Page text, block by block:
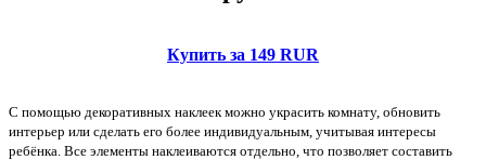
Купить за 149 RUR
С помощью декоративных наклеек можно украсить комнату, обновить
интерьер или сделать его более индивидуальным, учитывая интересы
ребёнка. Все элементы наклеиваются отдельно, что позволяет составить